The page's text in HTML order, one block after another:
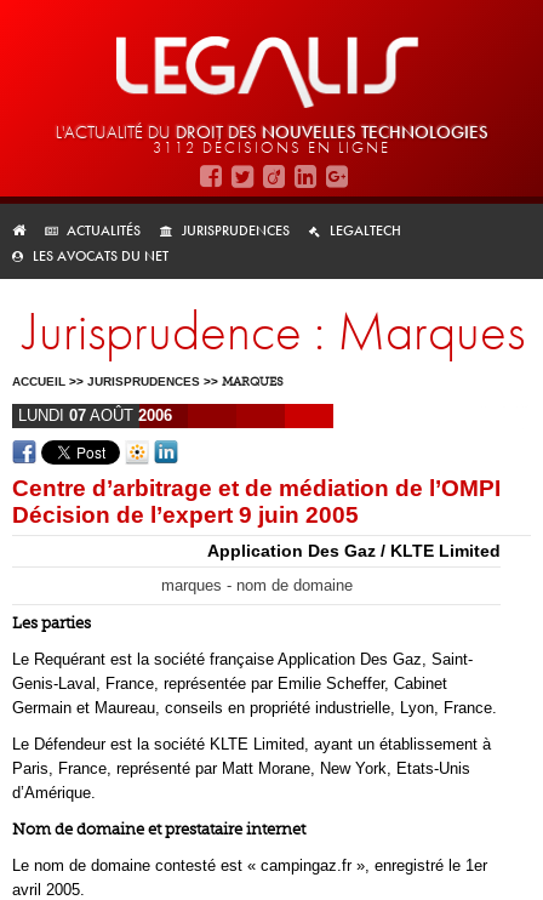
L'ACTUALITÉ DU DROIT DES NOUVELLES TECHNOLOGIES
3112 DÉCISIONS EN LIGNE
ACTUALITÉS JURISPRUDENCES
LEGALTECH
LES AVOCATS DU NET
Jurisprudence : Marques
ACCUEIL >> JURISPRUDENCES >> MARQUES
LUNDI 07 AOÛT 2006
Centre d’arbitrage et de médiation de l’OMPI
Décision de l’expert 9 juin 2005
Application Des Gaz / KLTE Limited
marques - nom de domaine
Les parties
Le Requérant est la société française Application Des Gaz, Saint-
Genis-Laval, France, représentée par Emilie Scheffer, Cabinet
Germain et Maureau, conseils en propriété industrielle, Lyon, France.
Le Défendeur est la société KLTE Limited, ayant un établissement à
Paris, France, représenté par Matt Morane, New York, Etats-Unis
d’Amérique.
Nom de domaine et prestataire internet
Le nom de domaine contesté est « campingaz.fr », enregistré le 1er
avril 2005.